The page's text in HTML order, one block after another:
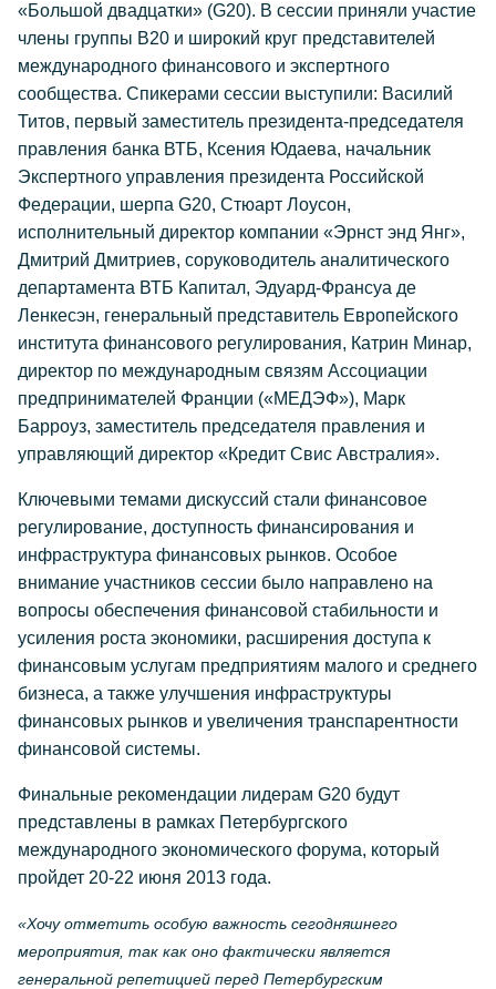
«Большой двадцатки» (G20). В сессии приняли участие
члены группы B20 и широкий круг представителей
международного финансового и экспертного
сообщества. Спикерами сессии выступили: Василий
Титов, первый заместитель президента-председателя
правления банка ВТБ, Ксения Юдаева, начальник
Экспертного управления президента Российской
Федерации, шерпа G20, Стюарт Лоусон,
исполнительный директор компании «Эрнст энд Янг»,
Дмитрий Дмитриев, соруководитель аналитического
департамента ВТБ Капитал, Эдуард-Франсуа де
Ленкесэн, генеральный представитель Европейского
института финансового регулирования, Катрин Минар,
директор по международным связям Ассоциации
предпринимателей Франции («МЕДЭФ»), Марк
Барроуз, заместитель председателя правления и
управляющий директор «Кредит Свис Австралия».
Ключевыми темами дискуссий стали финансовое
регулирование, доступность финансирования и
инфраструктура финансовых рынков. Особое
внимание участников сессии было направлено на
вопросы обеспечения финансовой стабильности и
усиления роста экономики, расширения доступа к
финансовым услугам предприятиям малого и среднего
бизнеса, а также улучшения инфраструктуры
финансовых рынков и увеличения транспарентности
финансовой системы.
Финальные рекомендации лидерам G20 будут
представлены в рамках Петербургского
международного экономического форума, который
пройдет 20-22 июня 2013 года.
«Хочу отметить особую важность сегодняшнего
мероприятия, так как оно фактически является
генеральной репетицией перед Петербургским